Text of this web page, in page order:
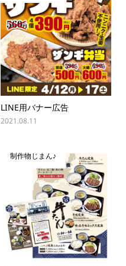
LINE用バナー広告
2021.08.11
制作物じまん♪